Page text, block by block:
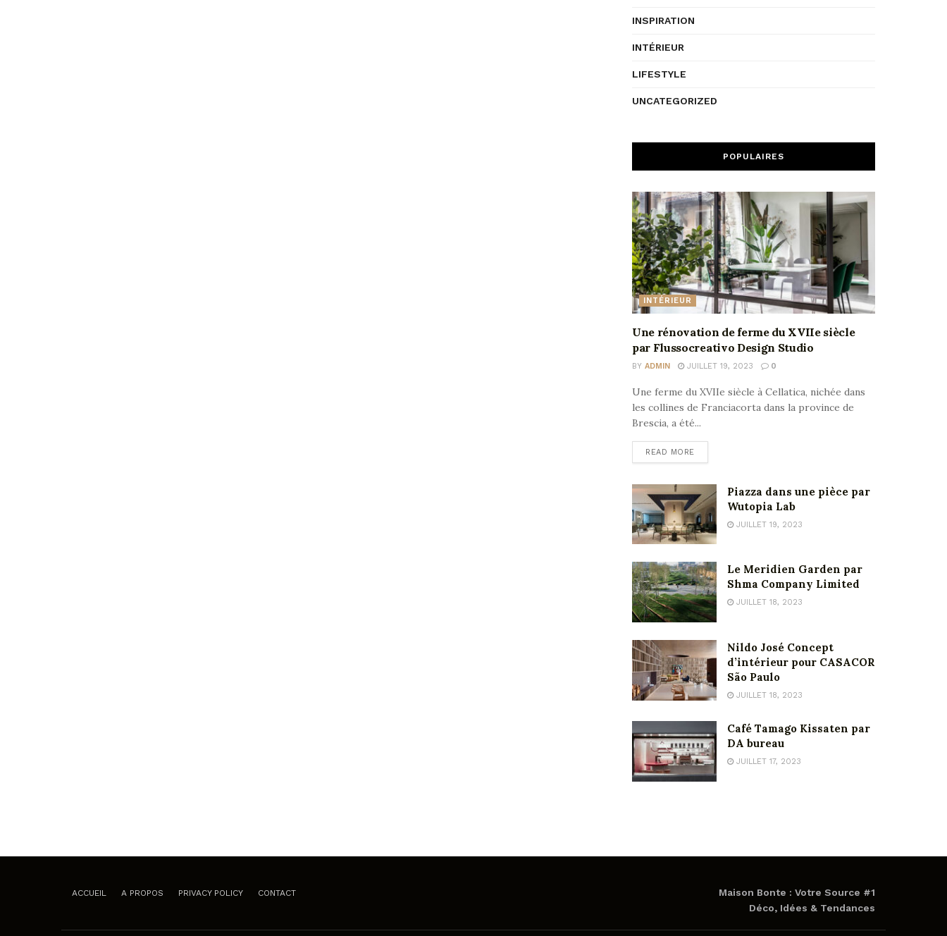
INSPIRATION
INTÉRIEUR
LIFESTYLE
UNCATEGORIZED
POPULAIRES
INTÉRIEUR
Une rénovation de ferme du XVIIe siècle
par Flussocreativo Design Studio
BY ADMIN JUILLET 19, 2023 0
Une ferme du XVIIe siècle à Cellatica, nichée dans
les collines de Franciacorta dans la province de
Brescia, a été...
READ MORE
Piazza dans une pièce par
Wutopia Lab
JUILLET 19, 2023
Le Meridien Garden par
Shma Company Limited
JUILLET 18, 2023
Nildo José Concept
d’intérieur pour CASACOR
São Paulo
JUILLET 18, 2023
Café Tamago Kissaten par
DA bureau
JUILLET 17, 2023
ACCUEIL A PROPOS PRIVACY POLICY CONTACT
Maison Bonte : Votre Source #1
Déco, Idées & Tendances